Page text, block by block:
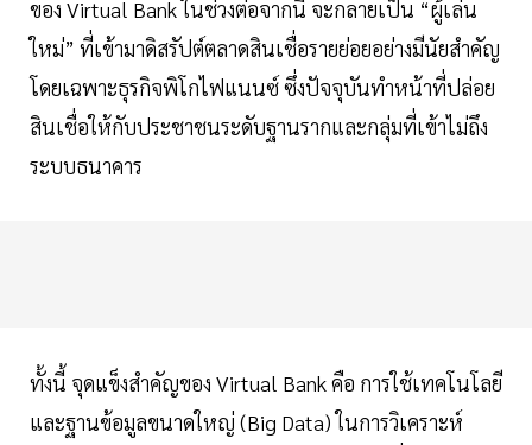
ของ Virtual Bank ในช่วงต่อจากนี้ จะกลายเป็น “ผู้เล่น
ใหม่” ที่เข้ามาดิสรัปต์ตลาดสินเชื่อรายย่อยอย่างมีนัยสำคัญ
โดยเฉพาะธุรกิจพิโกไฟแนนซ์ ซึ่งปัจจุบันทำหน้าที่ปล่อย
สินเชื่อให้กับประชาชนระดับฐานรากและกลุ่มที่เข้าไม่ถึง
ระบบธนาคาร
ทั้งนี้ จุดแข็งสำคัญของ Virtual Bank คือ การใช้เทคโนโลยี
และฐานข้อมูลขนาดใหญ่ (Big Data) ในการวิเคราะห์